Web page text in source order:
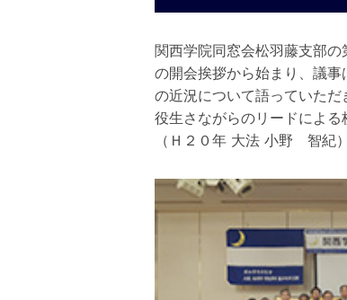
関西学院同窓会松羽藤支部
の開会挨拶から始まり、議
の近況について語っていた
役生さながらのリードによる
（Ｈ２０年 大法 小野 智紀）